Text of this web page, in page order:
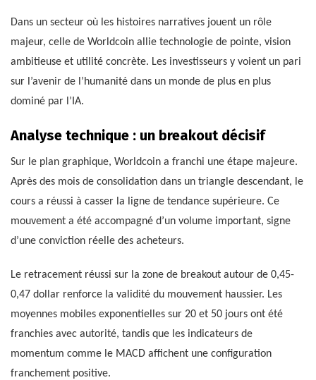
Dans un secteur où les histoires narratives jouent un rôle
majeur, celle de Worldcoin allie technologie de pointe, vision
ambitieuse et utilité concrète. Les investisseurs y voient un pari
sur l’avenir de l’humanité dans un monde de plus en plus
dominé par l’IA.
Analyse technique : un breakout décisif
Sur le plan graphique, Worldcoin a franchi une étape majeure.
Après des mois de consolidation dans un triangle descendant, le
cours a réussi à casser la ligne de tendance supérieure. Ce
mouvement a été accompagné d’un volume important, signe
d’une conviction réelle des acheteurs.
Le retracement réussi sur la zone de breakout autour de 0,45-
0,47 dollar renforce la validité du mouvement haussier. Les
moyennes mobiles exponentielles sur 20 et 50 jours ont été
franchies avec autorité, tandis que les indicateurs de
momentum comme le MACD affichent une configuration
franchement positive.